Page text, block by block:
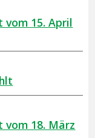
vom 15. April
18. März